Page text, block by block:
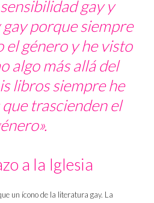
gay y
porque siempre
el género y he visto
algo más allá del
libros siempre he
trascienden el
a la Iglesia
un ícono de la literatura gay. La